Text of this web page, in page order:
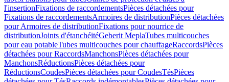
l'insertionFixations de raccordementsPièces détachées pour
Fixations de raccordementsArmoires de distributionPièces détachées
pour Armoires de distributionFixations pour nourrice de
distributionJoints d'étanchéitéGeberit MeplaTubes multicouches
pour eau potableTubes multicouches pour chauffageRaccordsPièces
détachées pour RaccordsManchonsPièces détachées pour
ManchonsRéductionsPièces détachées pour
RéductionsCoudesPièces détachées pour CoudesTésPièces